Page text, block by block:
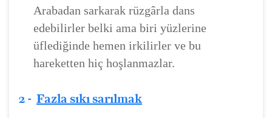
Arabadan sarkarak rüzgârla dans
edebilirler belki ama biri yüzlerine
üflediğinde hemen irkilirler ve bu
hareketten hiç hoşlanmazlar.
2 - Fazla sıkı sarılmak